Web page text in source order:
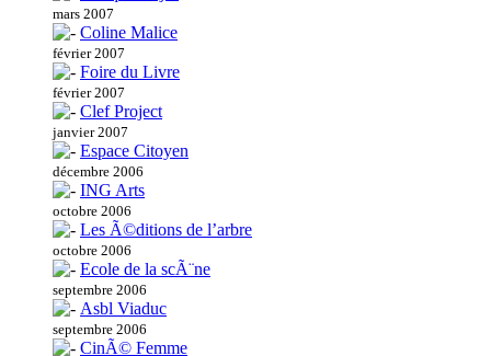
mars 2007
Coline Malice
février 2007
Foire du Livre
février 2007
Clef Project
janvier 2007
Espace Citoyen
décembre 2006
ING Arts
octobre 2006
Les Ã©ditions de l’arbre
octobre 2006
Ecole de la scÃ¨ne
septembre 2006
Asbl Viaduc
septembre 2006
CinÃ© Femme